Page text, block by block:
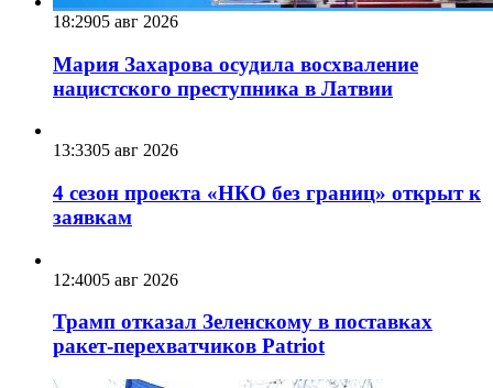
18:2905 авг 2026
Мария Захарова осудила восхваление
нацистского преступника в Латвии
13:3305 авг 2026
4 сезон проекта «НКО без границ» открыт к
заявкам
12:4005 авг 2026
Трамп отказал Зеленскому в поставках
ракет-перехватчиков Patriot